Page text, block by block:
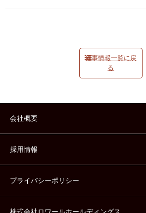
催事情報一覧に戻
る
会社概要
採用情報
プライバシーポリシー